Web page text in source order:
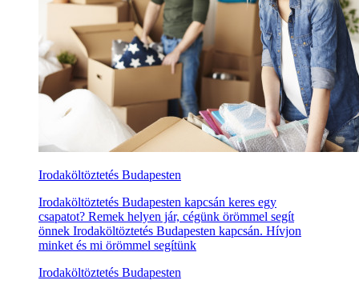
Irodaköltöztetés Budapesten
Irodaköltöztetés Budapesten kapcsán keres egy
csapatot? Remek helyen jár, cégünk örömmel segít
önnek Irodaköltöztetés Budapesten kapcsán. Hívjon
minket és mi örömmel segítünk
Irodaköltöztetés Budapesten